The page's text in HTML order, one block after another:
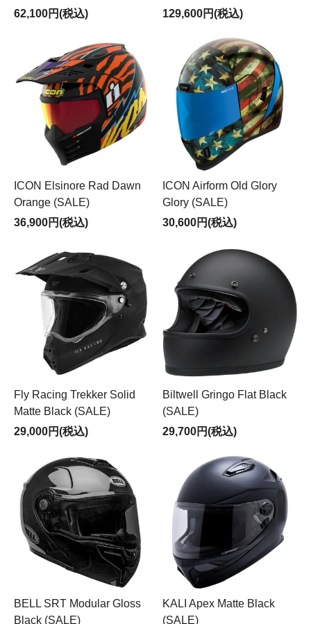
62,100円(税込)
129,600円(税込)
ICON Elsinore Rad Dawn
Orange (SALE)
36,900円(税込)
ICON Airform Old Glory
Glory (SALE)
30,600円(税込)
Fly Racing Trekker Solid
Matte Black (SALE)
29,000円(税込)
Biltwell Gringo Flat Black
(SALE)
29,700円(税込)
BELL SRT Modular Gloss
Black (SALE)
KALI Apex Matte Black
(SALE)